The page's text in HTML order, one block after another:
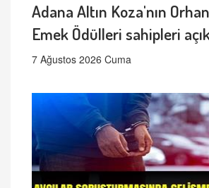
Adana Altın Koza'nın
Emek Ödülleri sahipleri
7 Ağustos 2026 Cuma